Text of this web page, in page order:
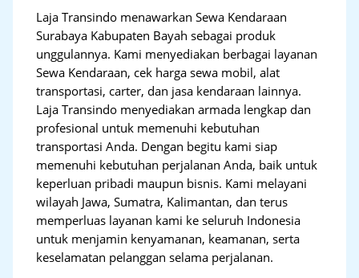
Laja Transindo menawarkan Sewa Kendaraan
Surabaya Kabupaten Bayah sebagai produk
unggulannya. Kami menyediakan berbagai layanan
Sewa Kendaraan, cek harga sewa mobil, alat
transportasi, carter, dan jasa kendaraan lainnya.
Laja Transindo menyediakan armada lengkap dan
profesional untuk memenuhi kebutuhan
transportasi Anda. Dengan begitu kami siap
memenuhi kebutuhan perjalanan Anda, baik untuk
keperluan pribadi maupun bisnis. Kami melayani
wilayah Jawa, Sumatra, Kalimantan, dan terus
memperluas layanan kami ke seluruh Indonesia
untuk menjamin kenyamanan, keamanan, serta
keselamatan pelanggan selama perjalanan.